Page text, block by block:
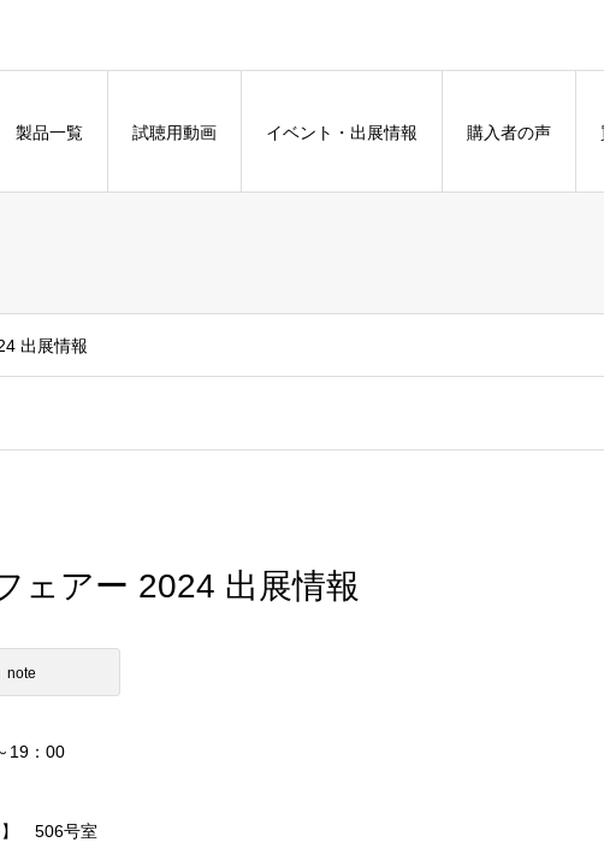
製品一覧 試聴用動画 イベント・出展情報 購入者の声
出展情報
ェアー 2024 出展情報
note
19：00
506号室